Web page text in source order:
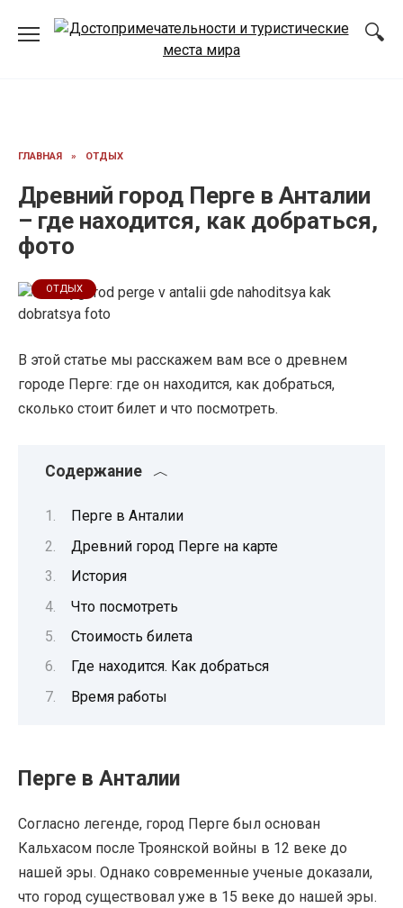
ГЛАВНАЯ » ОТДЫХ
Древний город Перге в Анталии
– где находится, как добраться,
фото
ОТДЫХ
В этой статье мы расскажем вам все о древнем
городе Перге: где он находится, как добраться,
сколько стоит билет и что посмотреть.
Содержание
Перге в Анталии
Древний город Перге на карте
История
Что посмотреть
Стоимость билета
Где находится. Как добраться
Время работы
Перге в Анталии
Согласно легенде, город Перге был основан
Кальхасом после Троянской войны в 12 веке до
нашей эры. Однако современные ученые доказали,
что город существовал уже в 15 веке до нашей эры.